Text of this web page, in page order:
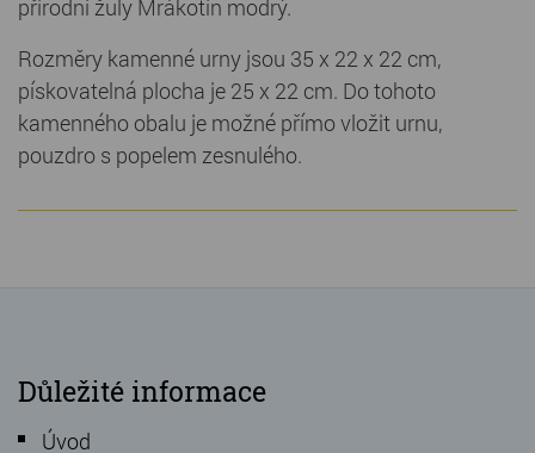
přírodní žuly Mrákotín modrý.
Rozměry kamenné urny jsou 35 x 22 x 22 cm,
pískovatelná plocha je 25 x 22 cm. Do tohoto
kamenného obalu je možné přímo vložit urnu,
pouzdro s popelem zesnulého.
Důležité informace
Úvod